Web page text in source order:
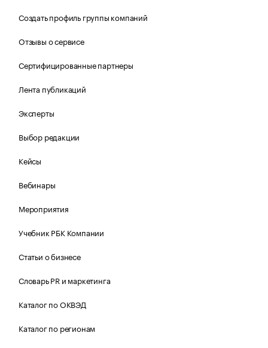
Создать профиль группы компаний
Отзывы о сервисе
Сертифицированные партнеры
Лента публикаций
Эксперты
Выбор редакции
Кейсы
Вебинары
Мероприятия
Учебник РБК Компании
Статьи о бизнесе
Словарь PR и маркетинга
Каталог по ОКВЭД
Каталог по регионам